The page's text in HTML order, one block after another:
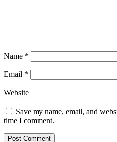
Name *
Email *
Website
Save my name, email, and
time I comment.